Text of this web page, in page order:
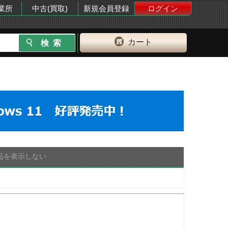
所 中古(買取) 新規会員登録
ログイン
カート
を表示しない